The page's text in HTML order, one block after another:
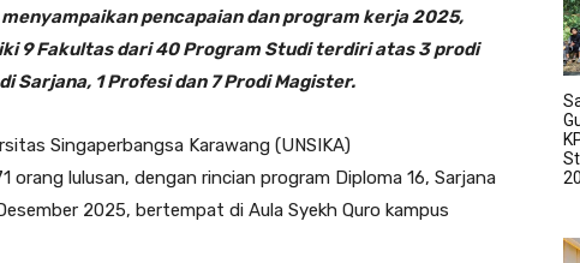
pencapaian dan program kerja 2025,
9 Fakultas dari 40 Program Studi terdiri atas 3 prodi
Sarjana, 1 Profesi dan 7 Prodi Magister.
Singaperbangsa Karawang (UNSIKA)
orang lulusan, dengan rincian program Diploma 16, Sarjana
2025, bertempat di Aula Syekh Quro kampus